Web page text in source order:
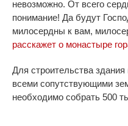
невозможно. От всего
понимание! Да будут
милосердны к вам,
расскажет о монастыре
Для строительства здания
всеми сопутствующими
необходимо собрать 500